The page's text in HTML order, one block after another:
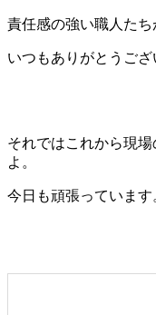
責任感の強い職人たち
いつもありがとうござ
それではこれから現
よ。
今日も頑張っています